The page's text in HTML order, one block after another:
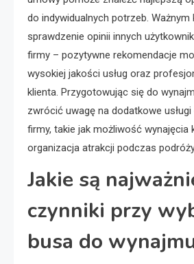
do indywidualnych potrzeb.
sprawdzenie opinii innych
firmy – pozytywne rekomendacje
wysokiej jakości usług oraz
klienta. Przygotowując się do
zwrócić uwagę na dodatkowe
firmy, takie jak możliwość wynajęcia
organizacja atrakcji podczas
Jakie są
czynniki przy
busa do